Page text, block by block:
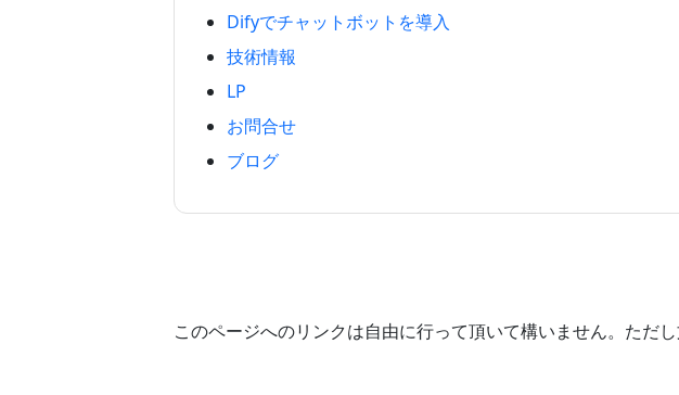
Difyでチャットボットを導入
技術情報
LP
お問合せ
ブログ
このページへのリンクは自由に行って頂いて構いません。ただ